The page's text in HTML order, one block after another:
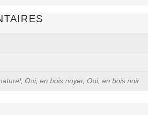
Oui, en bois noyer, Oui, en bois noir